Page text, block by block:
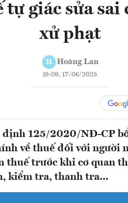
giác sửa sai
xử phạt
H Hoàng Lan
19:09, 17/06/2025
125/2020/NĐ-CP
về thuế đối với người
thuế trước khi cơ quan
kiểm tra, thanh tra...